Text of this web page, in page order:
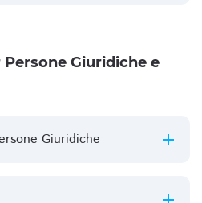
Giuridiche e
Giuridiche